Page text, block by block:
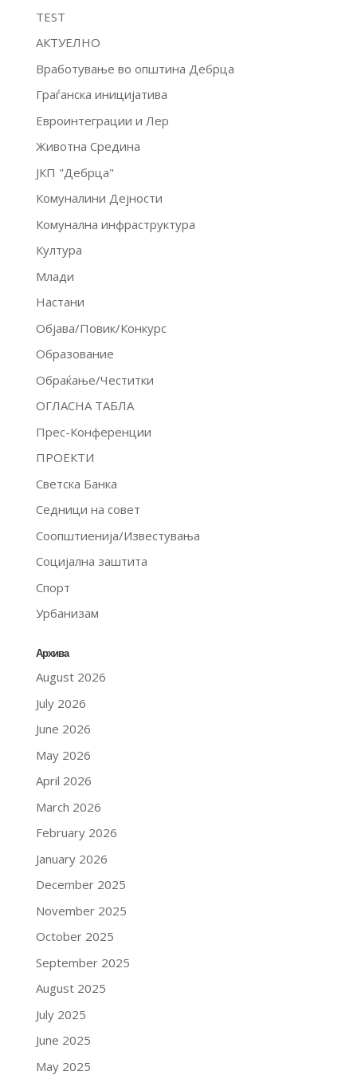
TEST
АКТУЕЛНО
Вработување во општина Дебрца
Граѓанска иницијатива
Евроинтеграции и Лер
Животна Средина
ЈКП "Дебрца"
Комуналини Дејности
Комунална инфраструктура
Култура
Млади
Настани
Објава/Повик/Конкурс
Образование
Обраќање/Честитки
ОГЛАСНА ТАБЛА
Прес-Конференции
ПРОЕКТИ
Светска Банка
Седници на совет
Соопштиенија/Известувања
Социјална заштита
Спорт
Урбанизам
Архива
August 2026
July 2026
June 2026
May 2026
April 2026
March 2026
February 2026
January 2026
December 2025
November 2025
October 2025
September 2025
August 2025
July 2025
June 2025
May 2025